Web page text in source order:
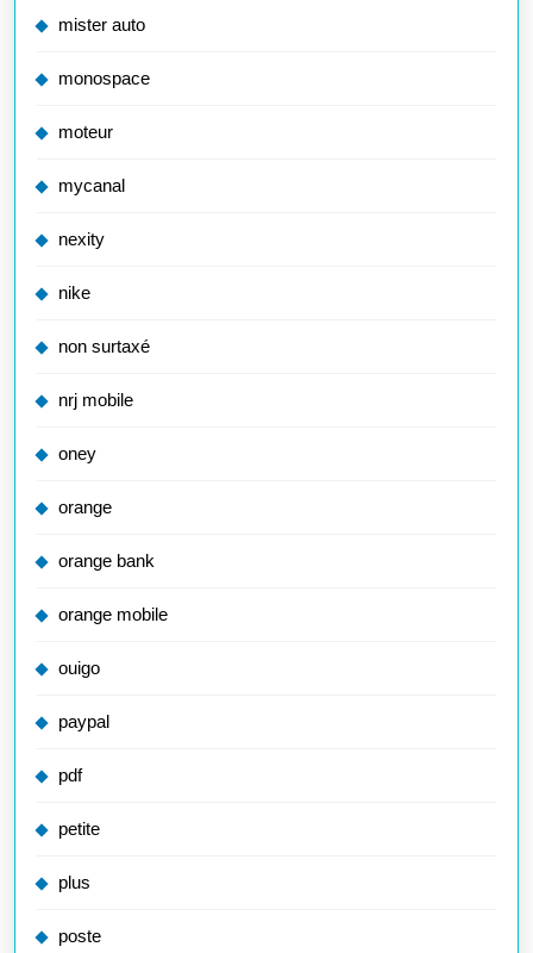
mister auto
monospace
moteur
mycanal
nexity
nike
non surtaxé
nrj mobile
oney
orange
orange bank
orange mobile
ouigo
paypal
pdf
petite
plus
poste